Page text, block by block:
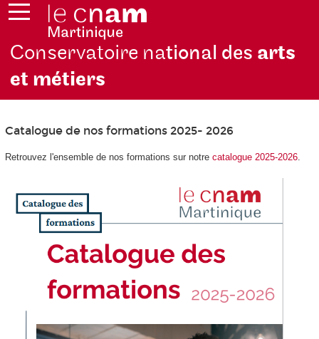
Conservatoire national des arts
et métiers
Catalogue de nos formations 2025- 2026
Retrouvez l'ensemble de nos formations sur notre catalogue 2025-2026.